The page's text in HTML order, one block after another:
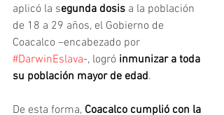
aplicó la segunda dosis a la población
de 18 a 29 años, el Gobierno de
Coacalco –encabezado por
#DarwinEslava-, logró inmunizar a toda
su población mayor de edad.
De esta forma, Coacalco cumplió con la